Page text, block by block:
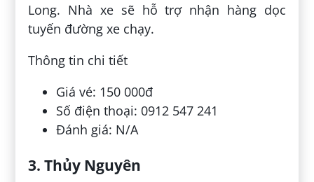
Long. Nhà xe sẽ hỗ trợ nhận hàng dọc
tuyến đường xe chạy.
Thông tin chi tiết
Giá vé: 150 000đ
Số điện thoại: 0912 547 241
Đánh giá: N/A
3. Thủy Nguyên